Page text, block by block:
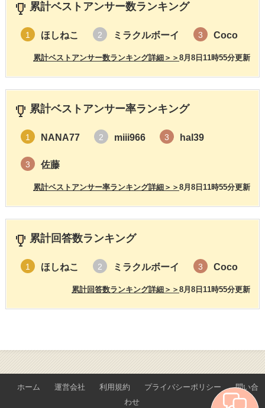
累計ベストアンサー数ランキング
1 ほしねこ 2 ミラクルボーイ 3 Coco
8月8日11時55分更新
累計ベストアンサー数ランキング詳細＞＞
累計ベストアンサー率ランキング
1 NANA77 2 miii966 3 hal39
3 佐藤
8月8日11時55分更新
累計ベストアンサー率ランキング詳細＞＞
累計回答数ランキング
1 ほしねこ 2 ミラクルボーイ 3 Coco
8月8日11時55分更新
累計回答数ランキング詳細＞＞
ホーム 運営会社 利用規約 プライバシーポリシー
問い合
わせ